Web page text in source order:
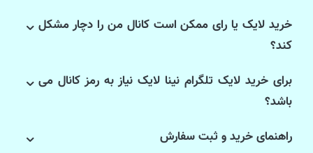
خرید لایک یا رای ممکن است کانال من را دچار مشکل
کند؟
برای خرید لایک تلگرام نینا لایک نیاز به رمز کانال می
باشد؟
راهنمای خرید و ثبت سفارش